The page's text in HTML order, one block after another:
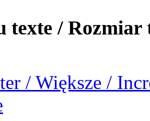
texte / Rozmiar
/ Większe /